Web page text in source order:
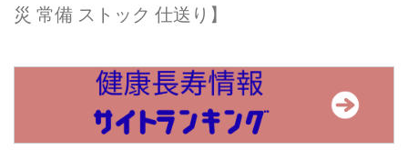
災 常備 ストック 仕送り】